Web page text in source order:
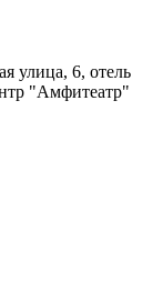
улица, 6, отель
"Амфитеатр"